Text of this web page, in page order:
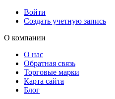
Войти
Создать учетную запись
О компании
О нас
Обратная связь
Торговые марки
Карта сайта
Блог